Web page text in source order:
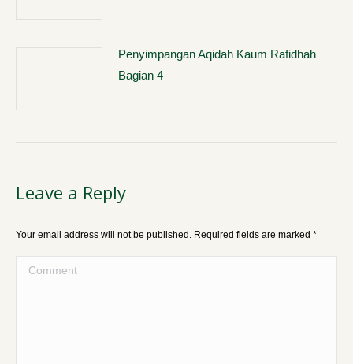
Penyimpangan Aqidah Kaum Rafidhah
Bagian 4
Leave a Reply
Your email address will not be published. Required fields are marked *
Comment